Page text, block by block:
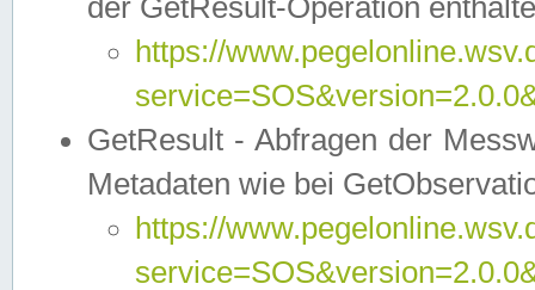
der GetResult-Operation
https://
GetResult - Abfragen der
Metadaten wie bei
https://